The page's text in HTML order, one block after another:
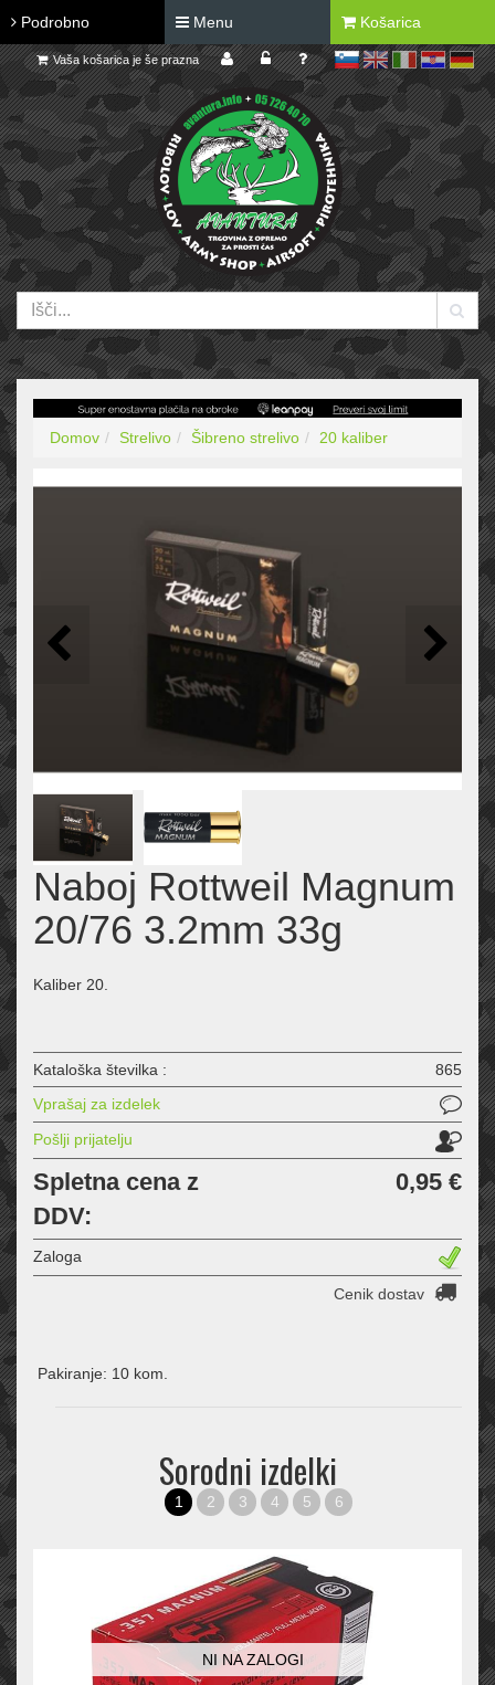
Podrobno Menu Košarica
sl en it hr de
Vaša košarica je še prazna
Domov Strelivo Šibreno strelivo 20 kaliber
Naboj Rottweil Magnum
20/76 3.2mm 33g
Kaliber 20.
Kataloška številka :
865
Vprašaj za izdelek
Pošlji prijatelju
Spletna cena z
DDV:
0,95 €
Zaloga
Cenik dostav
Pakiranje: 10 kom.
Sorodni izdelki
1 2 3 4 5 6
NI NA ZALOGI